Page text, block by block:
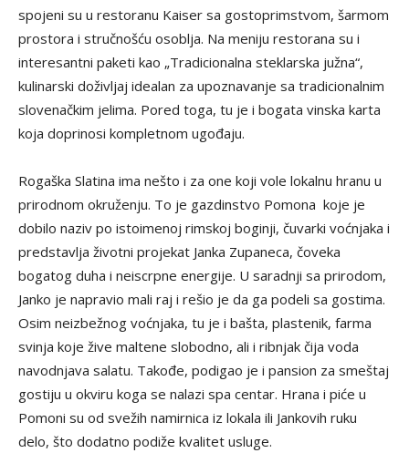
spojeni su u restoranu Kaiser sa gostoprimstvom, šarmom
prostora i stručnošću osoblja. Na meniju restorana su i
interesantni paketi kao „Tradicionalna steklarska južna“,
kulinarski doživljaj idealan za upoznavanje sa tradicionalnim
slovenačkim jelima. Pored toga, tu je i bogata vinska karta
koja doprinosi kompletnom ugođaju.
Rogaška Slatina ima nešto i za one koji vole lokalnu hranu u
prirodnom okruženju. To je gazdinstvo Pomona koje je
dobilo naziv po istoimenoj rimskoj boginji, čuvarki voćnjaka i
predstavlja životni projekat Janka Zupaneca, čoveka
bogatog duha i neiscrpne energije. U saradnji sa prirodom,
Janko je napravio mali raj i rešio je da ga podeli sa gostima.
Osim neizbežnog voćnjaka, tu je i bašta, plastenik, farma
svinja koje žive maltene slobodno, ali i ribnjak čija voda
navodnjava salatu. Takođe, podigao je i pansion za smeštaj
gostiju u okviru koga se nalazi spa centar. Hrana i piće u
Pomoni su od svežih namirnica iz lokala ili Jankovih ruku
delo, što dodatno podiže kvalitet usluge.